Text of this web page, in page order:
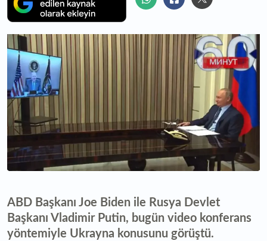
ABD Başkanı Joe Biden ile Rusya Devlet
Başkanı Vladimir Putin, bugün video konferans
yöntemiyle Ukrayna konusunu görüştü.